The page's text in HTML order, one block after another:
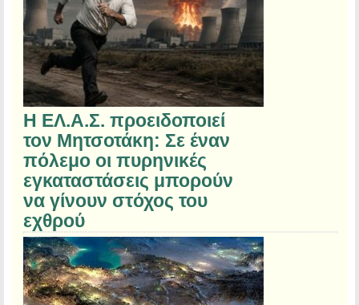
Η ΕΛ.Α.Σ. προειδοποιεί
τον Μητσοτάκη: Σε έναν
πόλεμο οι πυρηνικές
εγκαταστάσεις μπορούν
να γίνουν στόχος του
εχθρού